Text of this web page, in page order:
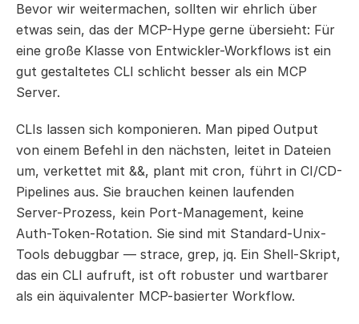
Bevor wir weitermachen, sollten wir ehrlich über
etwas sein, das der MCP-Hype gerne übersieht: Für
eine große Klasse von Entwickler-Workflows ist ein
gut gestaltetes CLI schlicht besser als ein MCP
Server.
CLIs lassen sich komponieren. Man piped Output
von einem Befehl in den nächsten, leitet in Dateien
um, verkettet mit &&, plant mit cron, führt in CI/CD-
Pipelines aus. Sie brauchen keinen laufenden
Server-Prozess, kein Port-Management, keine
Auth-Token-Rotation. Sie sind mit Standard-Unix-
Tools debuggbar — strace, grep, jq. Ein Shell-Skript,
das ein CLI aufruft, ist oft robuster und wartbarer
als ein äquivalenter MCP-basierter Workflow.